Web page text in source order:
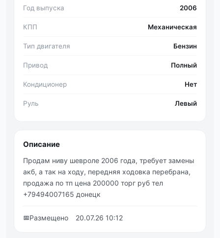
Год выпуска 2006
КПП Механическая
Тип двигателя Бензин
Привод Полный
Кондиционер Нет
Руль Левый
Описание
Продам ниву шевроле 2006 года, требует замены
акб, а так на ходу, передняя ходовка перебрана,
продажа по тп цена 200000 торг руб тел
+79494007165 донецк
📅Размещено 20.07.26 10:12